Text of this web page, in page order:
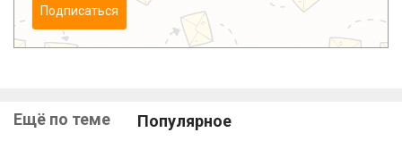
Подписаться
Ещё по теме Популярное